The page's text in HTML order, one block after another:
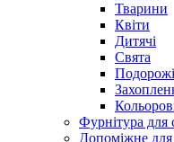
Тварини
Квіти
Дитячі
Свята
Подорожі
Фурнітура для
Допоміжне